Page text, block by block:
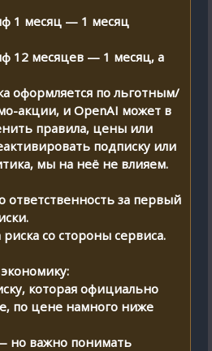
1 месяц — 1 месяц
12 месяцев — 1 месяц, а
оформляется по льготным/
акции, и OpenAI может в
правила, цены или
подписку или
мы на неё не влияем.
за первый
со стороны сервиса.
которая официально
по цене намного ниже
но важно понимать